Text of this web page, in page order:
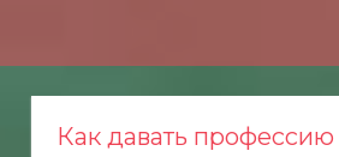
Как давать